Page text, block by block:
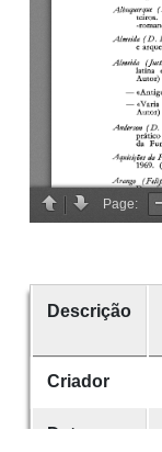
Descrição
Criador
Data